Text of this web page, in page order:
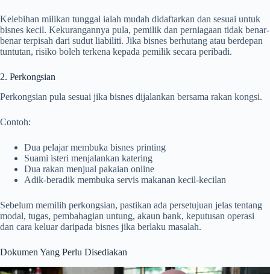
Kelebihan milikan tunggal ialah mudah didaftarkan dan sesuai untuk
bisnes kecil. Kekurangannya pula, pemilik dan perniagaan tidak benar-
benar terpisah dari sudut liabiliti. Jika bisnes berhutang atau berdepan
tuntutan, risiko boleh terkena kepada pemilik secara peribadi.
2. Perkongsian
Perkongsian pula sesuai jika bisnes dijalankan bersama rakan kongsi.
Contoh:
Dua pelajar membuka bisnes printing
Suami isteri menjalankan katering
Dua rakan menjual pakaian online
Adik-beradik membuka servis makanan kecil-kecilan
Sebelum memilih perkongsian, pastikan ada persetujuan jelas tentang
modal, tugas, pembahagian untung, akaun bank, keputusan operasi
dan cara keluar daripada bisnes jika berlaku masalah.
Dokumen Yang Perlu Disediakan